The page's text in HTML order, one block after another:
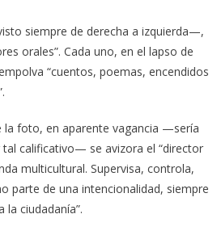
siempre de derecha a izquierda—,
orales”. Cada uno, en el lapso de
“cuentos, poemas, encendidos
la foto, en aparente vagancia —sería
calificativo— se avizora el “director
multicultural. Supervisa, controla,
parte de una intencionalidad, siempre
la ciudadanía”.